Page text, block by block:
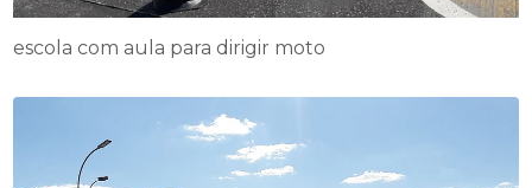
escola com aula para dirigir moto